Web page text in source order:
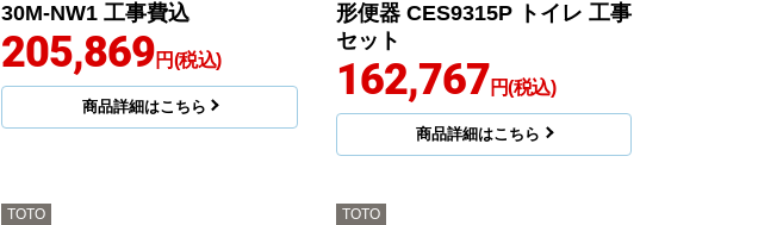
30M-NW1 工事費込
205,869円(税込)
商品詳細はこちら
形便器 CES9315P トイレ 工事
セット
162,767 円(税込)
商品詳細はこちら
TOTO
TOTO